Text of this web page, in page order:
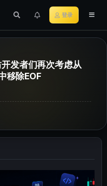
登录
发者们再次考虑从
移除EOF